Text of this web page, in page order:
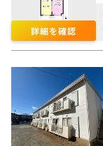
詳細を確認